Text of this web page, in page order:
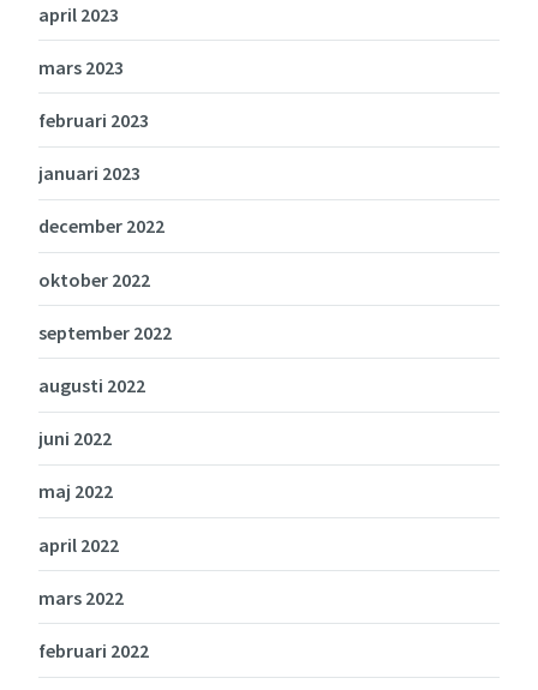
april 2023
mars 2023
februari 2023
januari 2023
december 2022
oktober 2022
september 2022
augusti 2022
juni 2022
maj 2022
april 2022
mars 2022
februari 2022